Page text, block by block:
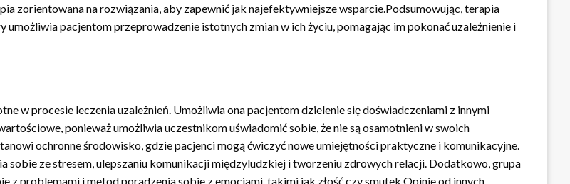
zorientowana na rozwiązania, aby zapewnić jak najefektywniejsze wsparcie.Podsumowując, terapia
pacjentom przeprowadzenie istotnych zmian w ich życiu, pomagając im pokonać uzależnienie i
w procesie leczenia uzależnień. Umożliwia ona pacjentom dzielenie się doświadczeniami z innymi
ponieważ umożliwia uczestnikom uświadomić sobie, że nie są osamotnieni w swoich
ochronne środowisko, gdzie pacjenci mogą ćwiczyć nowe umiejętności praktyczne i komunikacyjne.
sobie ze stresem, ulepszaniu komunikacji międzyludzkiej i tworzeniu zdrowych relacji. Dodatkowo, grupa
z problemami i metod poradzenia sobie z emocjami, takimi jak złość czy smutek.Opinie od innych